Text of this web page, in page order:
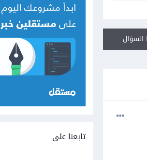
تابعنا على